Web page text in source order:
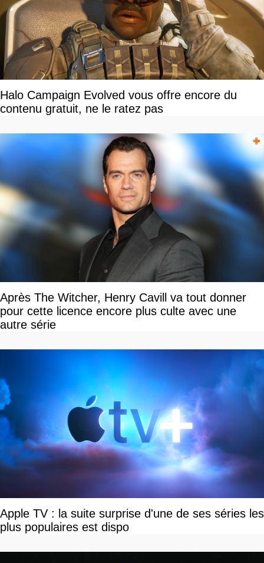
Halo Campaign Evolved vous offre encore du
contenu gratuit, ne le ratez pas
Après The Witcher, Henry Cavill va tout donner
pour cette licence encore plus culte avec une
autre série
Apple TV : la suite surprise d'une de ses séries les
plus populaires est dispo